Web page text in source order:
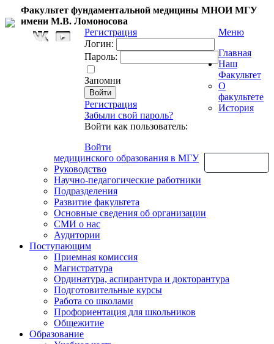
Факультет фундаментальной медицины МНОИ МГУ
имени М.В. Ломоносова
Регистрация
Логин:
Пароль:
Запомни
Регистрация
Забыли свой пароль?
Войти как пользователь:
Войти
Меню
Главная
Наш
Факультет
О
факультете
История
медицинского образования в МГУ
Руководство
Научно-педагогические работники
Подразделения
Развитие факультета
Основные сведения об организации
СМИ о нас
Аудитории
Поступающим
Приемная комиссия
Магистратура
Ординатура, аспирантура и докторантура
Подготовительные курсы
Работа со школами
Профориентация для школьников
Общежитие
Образование